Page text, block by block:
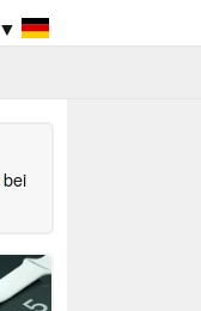
▼
bei